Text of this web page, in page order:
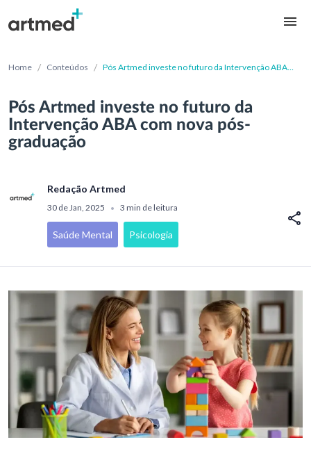
Home / Conteúdos / Pós Artmed investe no futuro da Intervenção ABA
Pós Artmed investe no futuro da
Intervenção ABA com nova pós-
graduação
Redação Artmed
30 de Jan, 2025 • 3 min de leitura
Saúde Mental Psicologia